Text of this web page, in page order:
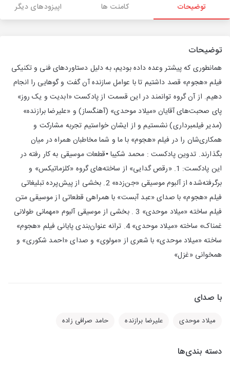
توضیحات کامنت ها اپیزودهای دیگر
توضیحات
همانطوری که پیشتر وعده داده بودیم، به دلیل دستاوردهای فنی و تکنیکی
فیلم «هجوم» قصد داشتیم تا با عوامل سازنده آن گفت و گوهایی را انجام
دهیم. از آن گروه توانمند در این قسمت از پادکست «ابدیت و یک روز»
پای صحبت‌های آقایان «میلاد موحدی» (آهنگساز) و «علیرضا برازنده»
(مدیر فیلمبرداری) نشستیم و از ایشان خواستیم تجربه مشارکت و
همکاری‌شان را در فیلم «هجوم» با ما و شما مخاطبان همراه در میان
بگذارند. تدوین پادکست : محمد شکیبا ▪️قطعات موسیقی‌ به کار رفته در
این پادکست: 1. «رقص گدایی» از ساخته‌های گروه «کلزماتیکس» و
برگرفته‌شده از آلبوم موسیقی «جن‌زده» 2. بخشی از پیش‌پرده تبلیغاتی
فیلم «هجوم» با صدای «عبد آبست» با همراهی قطعاتی از موسیقی متن
فیلم ساخته «میلاد موحدی» 3 . بخشی از موسیقی آلبوم «مهمانی طولانی
غمناک» ساخته «میلاد موحدی» 4. ترانه عنوان‌بندی پایانی فیلم «هجوم»
ساخته «میلاد موحدی» با شعری از «مولوی» و صدای «احمد شکوری» و
همخوانی «غزل»
با صدای
میلاد موحدی علیرضا برازنده حامد صرافی زاده
دسته بندی‌ها